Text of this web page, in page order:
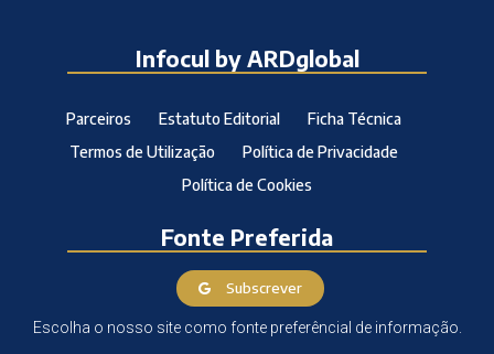
Infocul by ARDglobal
Parceiros Estatuto Editorial
Ficha Técnica
Termos de Utilização
Política de Privacidade
Política de Cookies
Fonte Preferida
Subscrever
Escolha o nosso site como fonte preferêncial de informação.